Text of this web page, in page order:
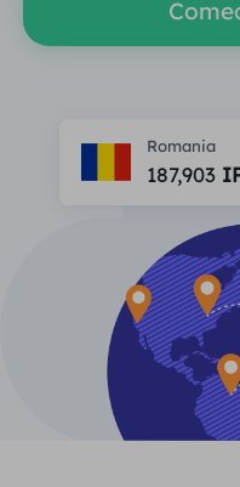
Proxy ISP de
Agente de
Proxy ISP de
POR CASO DE USO
Proteção da
Verificação
Raspagem e
Recursos
Programa de
Parceiros
FERRAMENTAS
Verificador de
Aprender
Perguntas
Blogue
Guia do
中文
English
Aproveitar77% de
Residencial $0/GB
Romania
187,903